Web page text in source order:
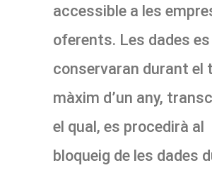
accessible a les
oferents. Les dades es
conservaran durant el
màxim d’un any,
el qual, es procedirà al
bloqueig de les dades